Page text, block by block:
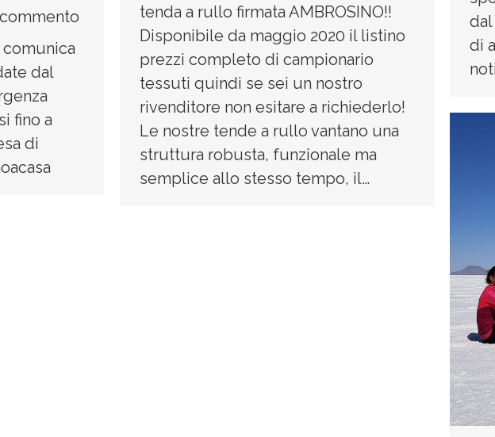
di
tenda a rullo firmata AMBROSINO!!
Disponibile da maggio 2020 il listino
prezzi completo di campionario
tessuti quindi se sei un nostro
rivenditore non esitare a richiederlo!
Le nostre tende a rullo vantano una
struttura robusta, funzionale ma
semplice allo stesso tempo, il…
dal
fino a
di